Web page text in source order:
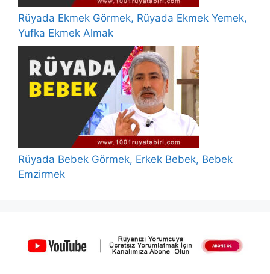
Rüyada Ekmek Görmek, Rüyada Ekmek Yemek,
Yufka Ekmek Almak
Rüyada Bebek Görmek, Erkek Bebek, Bebek
Emzirmek